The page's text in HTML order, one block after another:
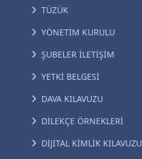
TÜZÜK
YÖNETİM KURULU
ŞUBELER İLETİŞİM
YETKİ BELGESİ
DAVA KILAVUZU
DİLEKÇE ÖRNEKLERİ
DİJİTAL KİMLİK KILAVUZU